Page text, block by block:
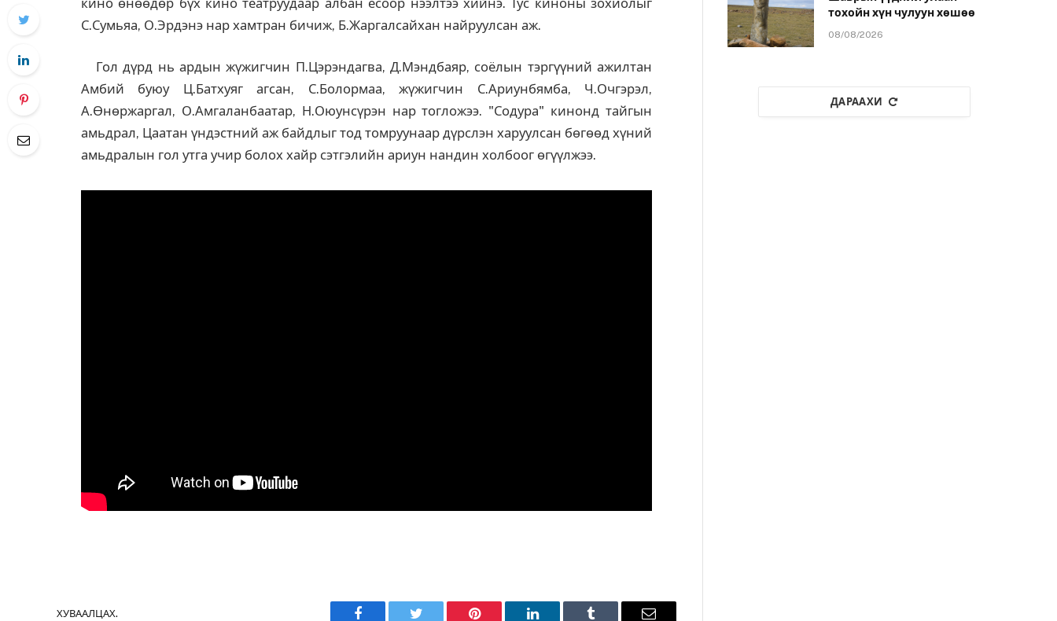
С.Сумьяа, О.Эрдэнэ нар хамтран бичиж, Б.Жаргалсайхан найруулсан аж.
Гол дүрд нь ардын жүжигчин П.Цэрэндагва, Д.Мэндбаяр, соёлын тэргүүний ажилтан
Амбий буюу Ц.Батхуяг агсан, С.Болормаа, жүжигчин С.Ариунбямба, Ч.Очгэрэл,
А.Өнөржаргал, О.Амгаланбаатар, Н.Оюунсүрэн нар тогложээ. "Содура" кинонд тайгын
амьдрал, Цаатан үндэстний аж байдлыг тод томруунаар дүрслэн харуулсан бөгөөд хүний
амьдралын гол утга учир болох хайр сэтгэлийн ариун нандин холбоог өгүүлжээ.
ХУВААЛЦАХ.
тохойн хүн чулуун хөшөө
08/08/2026
ДАРААХИ